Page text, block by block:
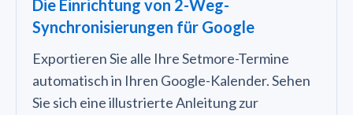
Die Einrichtung von 2-Weg-
Synchronisierungen für Google
Exportieren Sie alle Ihre Setmore-Termine
automatisch in Ihren Google-Kalender. Sehen
Sie sich eine illustrierte Anleitung zur